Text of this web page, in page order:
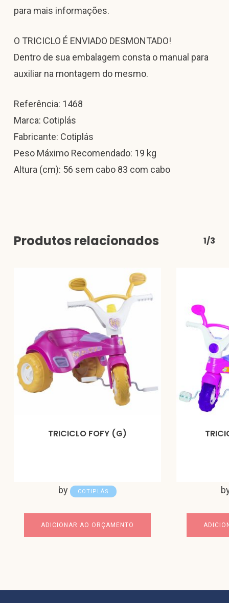
para mais informações.
O TRICICLO É ENVIADO DESMONTADO!
Dentro de sua embalagem consta o manual para
auxiliar na montagem do mesmo.
Referência: 1468
Marca: Cotiplás
Fabricante: Cotiplás
Peso Máximo Recomendado: 19 kg
Altura (cm): 56 sem cabo 83 com cabo
Produtos relacionados 1/3
TRICICLO FOFY (G)
by COTIPLÁS
ADICIONAR AO ORÇAMENTO